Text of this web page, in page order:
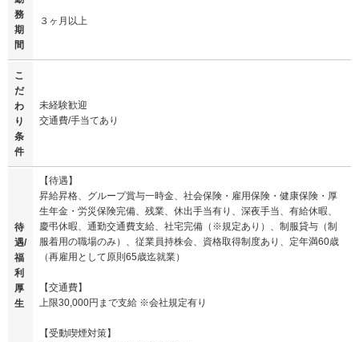
務
期
間
３ヶ月以上
こ
だ
わ
り
条
件
未経験歓迎
交通費/手当てあり
待
遇/
福
利
厚
生
【待遇】
昇給昇格、グループ賞与一時金、社会保険・雇用保険・健康保険・厚
生年金・労災保険完備、残業、休出手当有り、深夜手当、有給休暇、
慶弔休暇、通勤交通費支給、社宅完備（※規定あり）、制服貸与（制
服着用の職場のみ）、従業員持株会、資格取得制度あり、定年満60歳
（再雇用として原則65歳迄就業）
【交通費】
上限30,000円まで支給 ※会社規定有り
【受動喫煙対策】